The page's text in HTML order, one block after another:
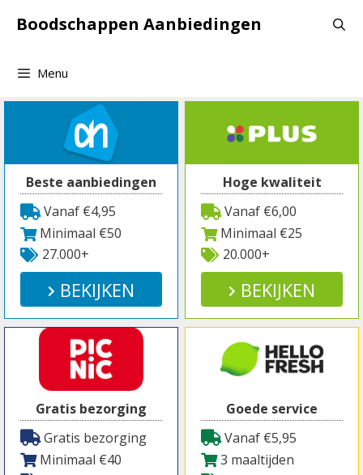
naarBoodschappen Aanbiedingen
Menu
Beste aanbiedingen
Vanaf €4,95
Minimaal €50
27.000+
BEKIJKEN
Hoge kwaliteit
Vanaf €6,00
Minimaal €25
20.000+
BEKIJKEN
Gratis bezorging
Gratis bezorging
Minimaal €40
Goede service
Vanaf €5,95
3 maaltijden